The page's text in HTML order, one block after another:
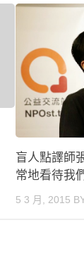
盲人點譯師
常地看待我
5 3 月, 2015